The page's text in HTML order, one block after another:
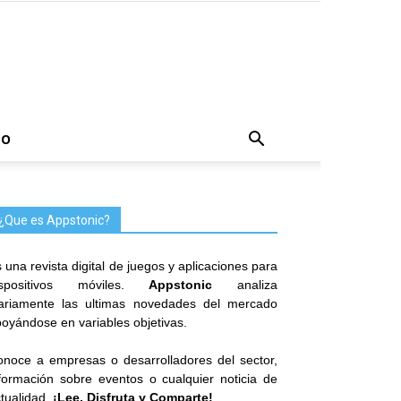
¿Que es Appstonic?
una revista digital de juegos y aplicaciones para
móviles.Appstonic analiza
las ultimas novedades del mercado
en variables objetivas.
a empresas o desarrolladores del sector,
sobre eventos o cualquier noticia de
¡Lee, Disfruta y Comparte!